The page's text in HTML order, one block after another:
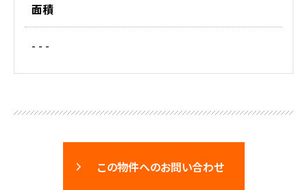
面積
- - -
この物件へのお問い合わせ